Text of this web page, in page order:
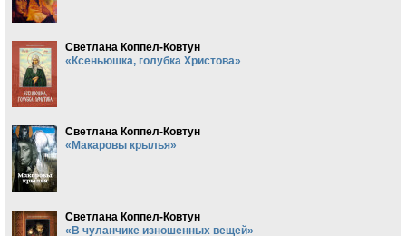
Светлана Коппел-Ковтун
«Ксеньюшка, голубка Христова»
Светлана Коппел-Ковтун
«Макаровы крылья»
Светлана Коппел-Ковтун
«В чуланчике изношенных вещей»